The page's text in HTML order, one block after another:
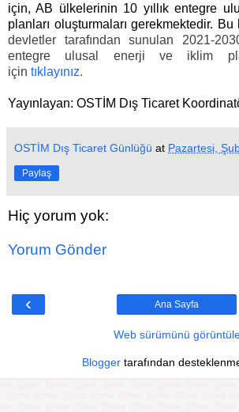
için, AB ülkelerinin 10 yıllık entegre
planları oluşturmaları gerekmektedir. Bu
devletler tarafından sunulan 2021-
entegre ulusal enerji ve iklim
için tıklayınız.
Yayınlayan: OSTİM Dış Ticaret
OSTİM Dış Ticaret Günlüğü at Pazartesi,
Paylaş
Hiç yorum yok:
Yorum Gönder
‹ Ana Sayfa
Web sürümünü
Bloggertarafından